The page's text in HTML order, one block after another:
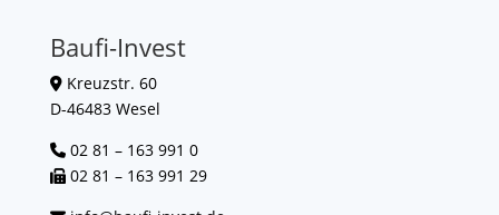
Baufi-Invest
Kreuzstr. 60
D-46483 Wesel
02 81 – 163 991 0
02 81 – 163 991 29